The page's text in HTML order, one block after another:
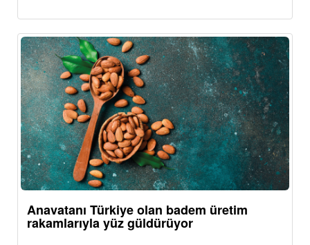
Anavatanı Türkiye olan badem üretim
rakamlarıyla yüz güldürüyor